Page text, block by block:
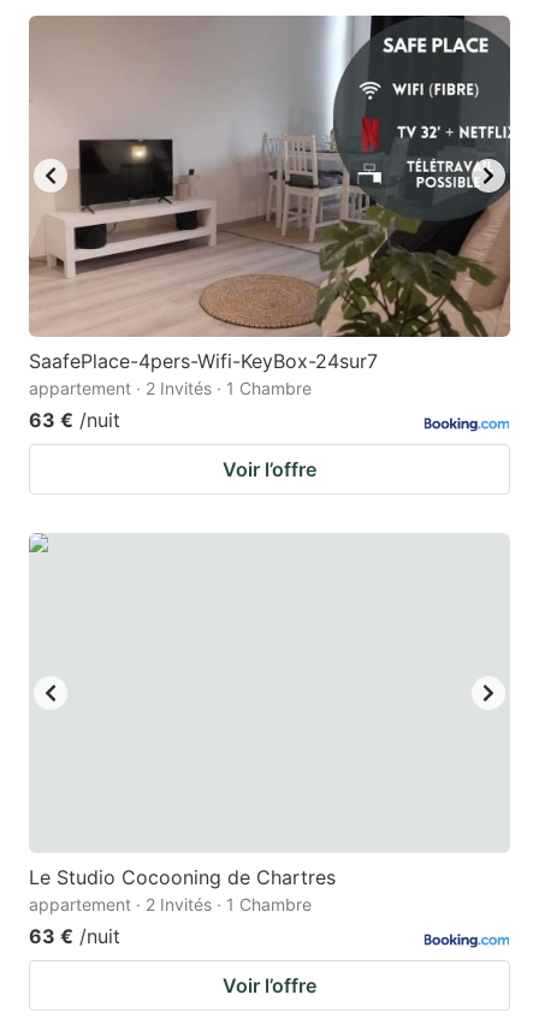
mark
the
keyboard
shortcuts
for
changing
dates.
mark
key
to
get
the
keyboard
shortcuts
for
changing
dates.
SaafePlace-4pers-Wifi-KeyBox-24sur7
appartement · 2 Invités · 1 Chambre
63 € /nuit
Voir l’offre
Le Studio Cocooning de Chartres
appartement · 2 Invités · 1 Chambre
63 € /nuit
Voir l’offre